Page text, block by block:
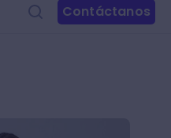
Contáctanos